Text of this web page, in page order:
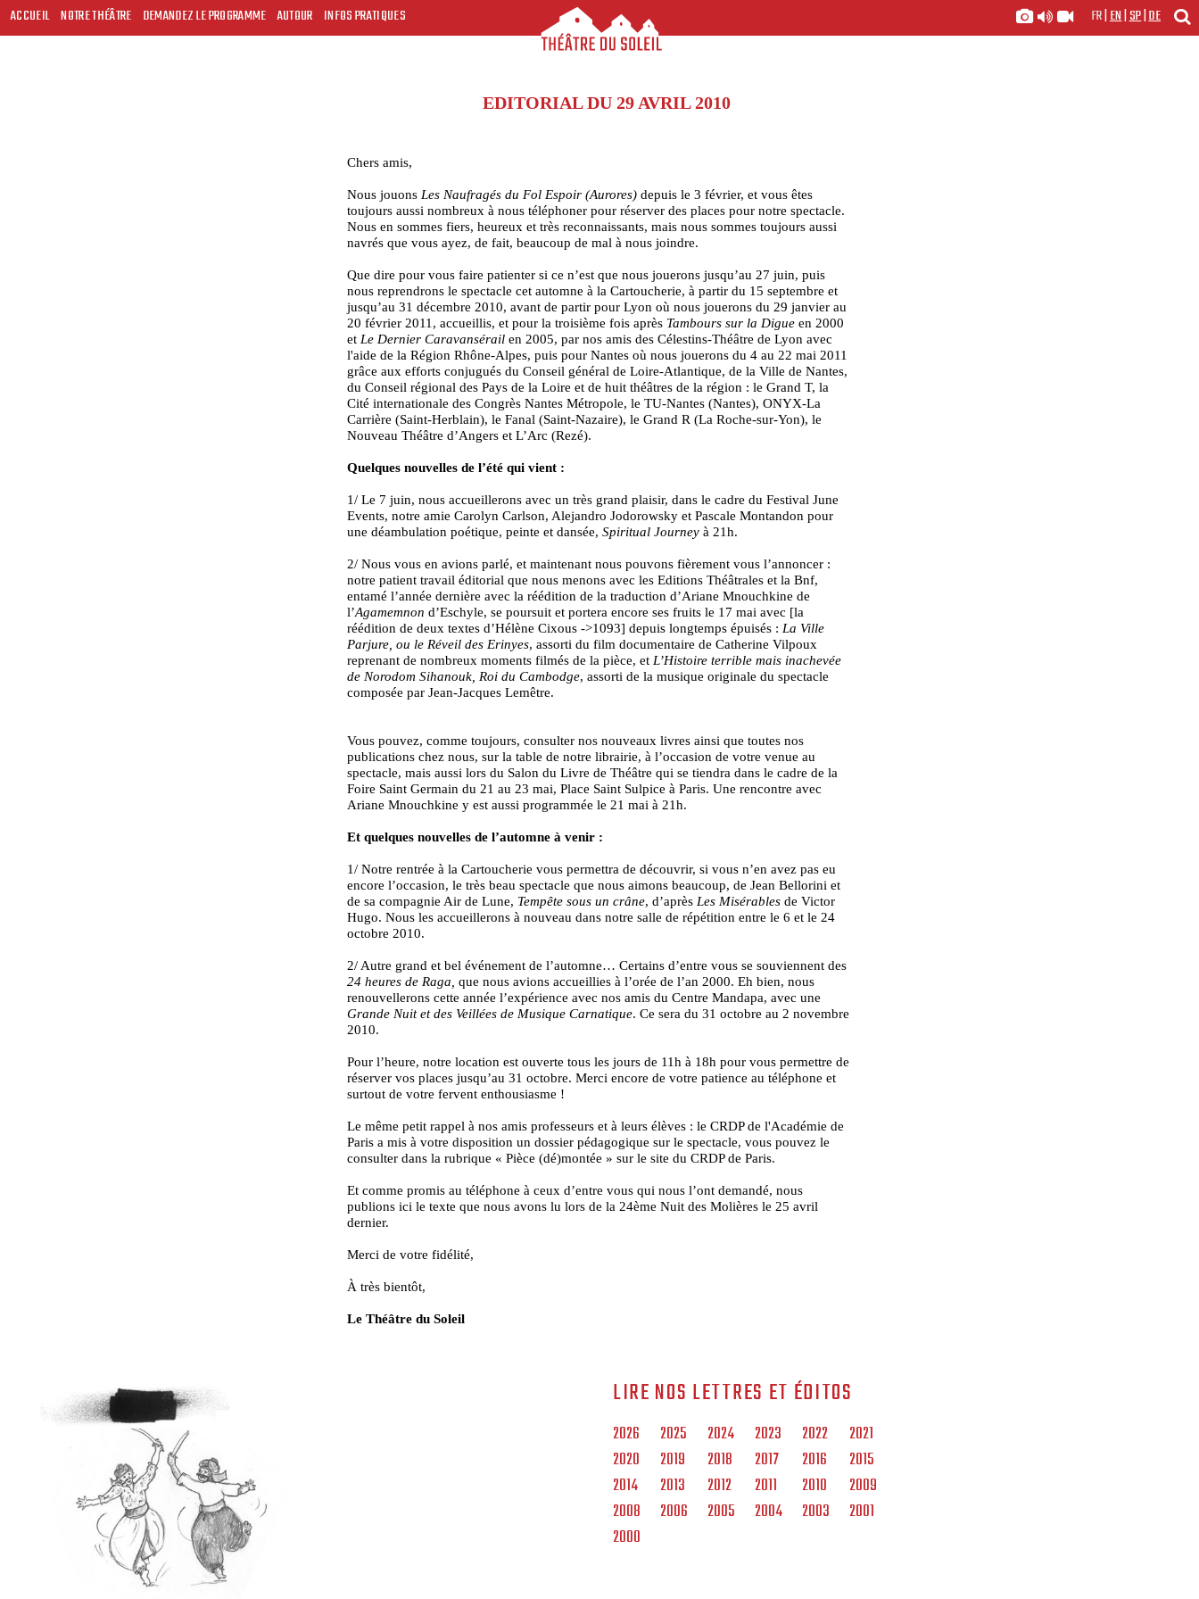
ACCUEIL NOTRE THÉÂTRE DEMANDEZ LE PROGRAMME AUTOUR INFOS PRATIQUES FR|EN|SP|DE
EDITORIAL DU 29 AVRIL 2010
Chers amis,
Nous jouons Les Naufragés du Fol Espoir(Aurores)depuis le 3 février, et vous êtes
toujours aussi nombreux à nous téléphoner pour réserver des places pour notre spectacle.
Nous en sommes fiers, heureux et très reconnaissants, mais nous sommes toujours aussi
navrés que vous ayez, de fait, beaucoup de mal à nous joindre.
Que dire pour vous faire patienter si ce n’est que nous jouerons jusqu’au 27 juin, puis
nous reprendrons le spectacle cet automne à la Cartoucherie, à partir du 15 septembre et
jusqu’au 31 décembre 2010, avant de partir pour Lyon où nous jouerons du 29 janvier au
20 février 2011, accueillis, et pour la troisième fois après Tambours sur la Digueen 2000
et Le Dernier Caravansérailen 2005, par nos amis des Célestins-Théâtre de Lyon avec
l'aide de la Région Rhône-Alpes, puis pour Nantes où nous jouerons du 4 au 22 mai 2011
grâce aux efforts conjugués du Conseil général de Loire-Atlantique, de la Ville de Nantes,
du Conseil régional des Pays de la Loire et de huit théâtres de la région : le Grand T, la
Cité internationale des Congrès Nantes Métropole, le TU-Nantes (Nantes), ONYX-La
Carrière (Saint-Herblain), le Fanal (Saint-Nazaire), le Grand R (La Roche-sur-Yon), le
Nouveau Théâtre d’Angers et L’Arc (Rezé).
Quelques nouvelles de l’été qui vient :
1/ Le 7 juin, nous accueillerons avec un très grand plaisir, dans le cadre du Festival June
Events, notre amie Carolyn Carlson, Alejandro Jodorowsky et Pascale Montandon pour
une déambulation poétique, peinte et dansée, Spiritual Journeyà 21h.
2/ Nous vous en avions parlé, et maintenant nous pouvons fièrement vous l’annoncer :
notre patient travail éditorial que nous menons avec les Editions Théâtrales et la Bnf,
entamé l’année dernière avec la réédition de la traduction d’Ariane Mnouchkine de
l’Agamemnon d’Eschyle, se poursuit et portera encore ses fruits le 17 mai avec [la
réédition de deux textes d’Hélène Cixous ->1093] depuis longtemps épuisés : La Ville
Parjure, ou le Réveil des Erinyes, assorti du film documentaire de Catherine Vilpoux
reprenant de nombreux moments filmés de la pièce, et L’Histoire terrible mais inachevée
de Norodom Sihanouk, Roi du Cambodge, assorti de la musique originale du spectacle
composée par Jean-Jacques Lemêtre.
Vous pouvez, comme toujours, consulter nos nouveaux livres ainsi que toutes nos
publications chez nous, sur la table de notre librairie, à l’occasion de votre venue au
spectacle, mais aussi lors du Salon du Livre de Théâtre qui se tiendra dans le cadre de la
Foire Saint Germain du 21 au 23 mai, Place Saint Sulpice à Paris. Une rencontre avec
Ariane Mnouchkine y est aussi programmée le 21 mai à 21h.
Et quelques nouvelles de l’automne à venir :
1/ Notre rentrée à la Cartoucherie vous permettra de découvrir, si vous n’en avez pas eu
encore l’occasion, le très beau spectacle que nous aimons beaucoup, de Jean Bellorini et
de sa compagnie Air de Lune, Tempête sous un crâne, d’après Les Misérablesde Victor
Hugo. Nous les accueillerons à nouveau dans notre salle de répétition entre le 6 et le 24
octobre 2010.
2/ Autre grand et bel événement de l’automne… Certains d’entre vous se souviennent des
24 heures de Raga, que nous avions accueillies à l’orée de l’an 2000. Eh bien, nous
renouvellerons cette année l’expérience avec nos amis du Centre Mandapa, avec une
Grande Nuit et des Veillées de Musique Carnatique. Ce sera du 31 octobre au 2 novembre
2010.
Pour l’heure, notre location est ouverte tous les jours de 11h à 18h pour vous permettre de
réserver vos places jusqu’au 31 octobre. Merci encore de votre patience au téléphone et
surtout de votre fervent enthousiasme !
Le même petit rappel à nos amis professeurs et à leurs élèves : le CRDP de l'Académie de
Paris a mis à votre disposition un dossier pédagogique sur le spectacle, vous pouvez le
consulter dans la rubrique « Pièce (dé)montée » sur le site du CRDP de Paris.
Et comme promis au téléphone à ceux d’entre vous qui nous l’ont demandé, nous
publions ici le texte que nous avons lu lors de la 24ème Nuit des Molières le 25 avril
dernier.
Merci de votre fidélité,
À très bientôt,
Le Théâtre du Soleil
LIRE NOS LETTRES ET ÉDITOS
2026 2025 2024 2023 2022
2021
2020
2019 2018 2017 2016
2015
2014
2013 2012 2011 2010
2009
2008
2006 2005 2004 2003
2001
2000